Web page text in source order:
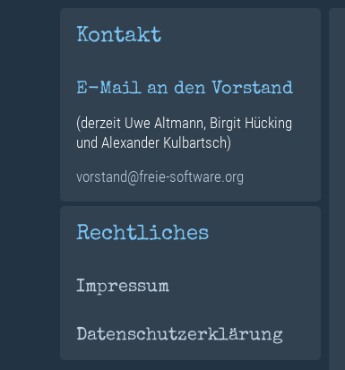
Kontakt
E-Mail an den Vorstand
(derzeit Uwe Altmann, Birgit Hücking
und Alexander Kulbartsch)
vorstand@freie-software.org
Rechtliches
Impressum
Datenschutzerklärung